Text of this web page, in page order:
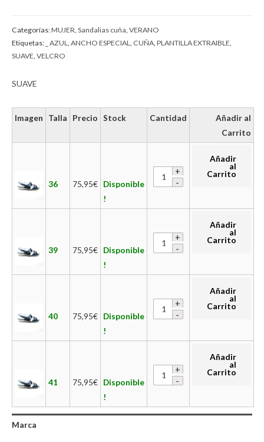
Categorías:MUJER Sandalias cuña VERANO
Etiquetas: _ AZUL ANCHO ESPECIAL CUÑA PLANTILLA EXTRAIBLE
SUAVE VELCRO
SUAVE
Imagen Talla Precio Stock Cantidad
Añadir al
Carrito
36 75,95€ Disponible
!
Añadir
al
Carrito
39 75,95€ Disponible
!
Añadir
al
Carrito
40 75,95€ Disponible
!
Añadir
al
Carrito
41 75,95€ Disponible
!
Añadir
al
Carrito
Marca